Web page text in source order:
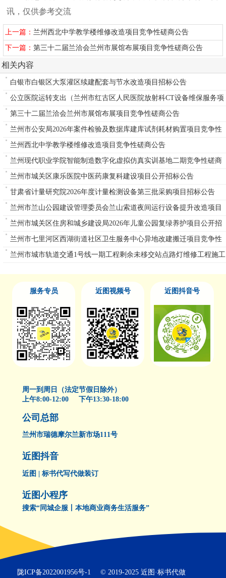
讯，仅供参考交流
上一篇： 兰州西北中学教学楼维修改造项目竞争性磋商公告
下一篇：第三十二届兰洽会兰州市展馆布展项目竞争性磋商公告
相关内容
白银市白银区大泵灌区续建配套与节水改造项目招标公告
公立医院运转支出（兰州市红古区人民医院放射科CT设备维保服务项
目）
第三十二届兰洽会兰州市展馆布展项目竞争性磋商公告
兰州市公安局2026年案件检验及数据库建库试剂耗材购置项目竞争性
磋商公告
兰州西北中学教学楼维修改造项目竞争性磋商公告
兰州现代职业学院智能制造数字化虚拟仿真实训基地二期竞争性磋商
公告
兰州市城关区康乐医院中医药康复科建设项目公开招标公告
甘肃省计量研究院2026年度计量检测设备第三批采购项目招标公告
兰州市兰山公园建设管理委员会兰山索道夜间运行设备提升改造项目
单一来源公告
兰州市城关区住房和城乡建设局2026年儿童公园复绿养护项目公开招
标公告
兰州市七里河区西湖街道社区卫生服务中心异地改建搬迁项目竞争性
磋商公告
兰州市城市轨道交通1号线一期工程剩余未移交站点路灯维修工程施工
服务专员 近图视频号 近图抖音号
周一到周日（法定节假日除外）
上午8:00-12:00 下午13:30-18:00
公司总部
兰州市瑞德摩尔兰新市场111号
近图抖音
近图 | 标书代写代做装订
近图小程序
搜索“同城企服丨本地商业商务生活服务”
陇ICP备2022001956号-1 © 2019-2025 近图·标书代做